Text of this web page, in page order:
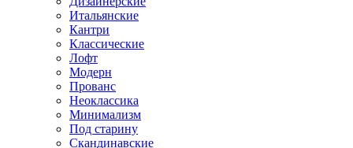
Итальянские
Кантри
Классические
Лофт
Модерн
Прованс
Неоклассика
Минимализм
Под старину
Скандинавские